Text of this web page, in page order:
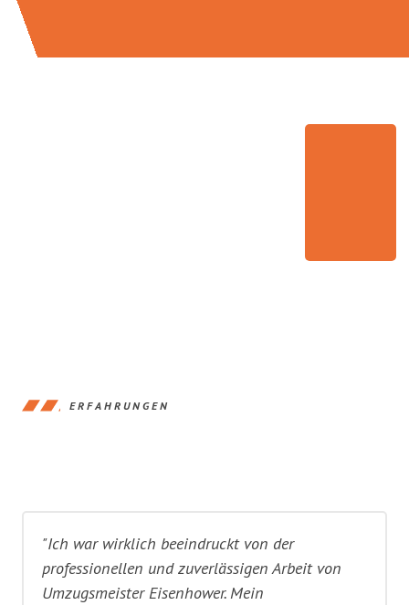
ERFAHRUNGEN
"Ich war wirklich beeindruckt von der
professionellen und zuverlässigen Arbeit von
Umzugsmeister Eisenhower. Mein